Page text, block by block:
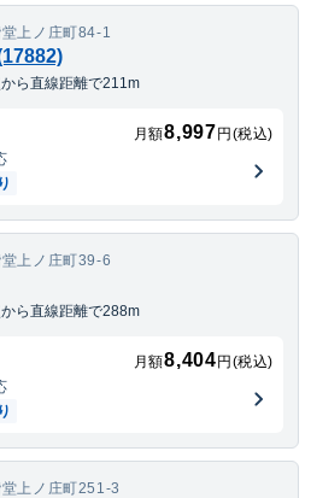
上ノ庄町84-1
ら直線距離で211m
月額8,997 円(税込)
上ノ庄町39-6
ら直線距離で288m
月額8,404 円(税込)
上ノ庄町251-3